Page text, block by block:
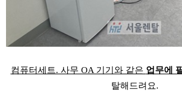
컴퓨터세트. 사무 OA 기기와 같은 업무에
탈해드려요.